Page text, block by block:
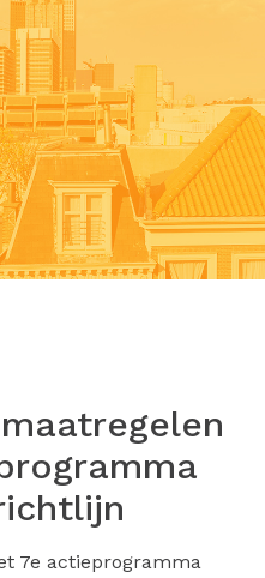
7e actieprogramma